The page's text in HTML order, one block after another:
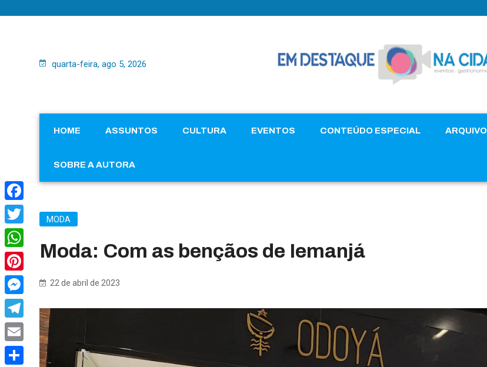
quarta-feira, ago 5, 2026
HOME ASSUNTOS CULTURA EVENTOS CONTEÚDO ESPECIAL
SOBRE A AUTORA
MODA
Moda: Com as bençãos de Iemanjá
22 de abril de 2023
Facebook
Twitter
WhatsApp
Pinterest
Messenger
Telegram
Email